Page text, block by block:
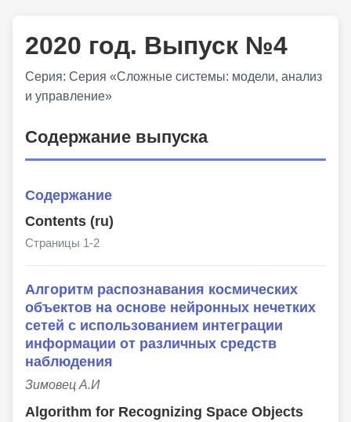
2020 год. Выпуск №4
Серия: Серия «Сложные системы: модели, анализ
и управление»
Содержание выпуска
Содержание
Contents (ru)
Страницы 1-2
Алгоритм распознавания космических
объектов на основе нейронных нечетких
сетей с использованием интеграции
информации от различных средств
наблюдения
Зимовец А.И
Algorithm for Recognizing Space Objects